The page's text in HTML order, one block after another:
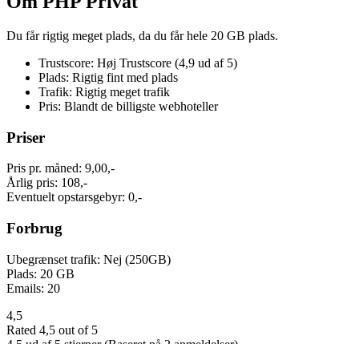
Du får rigtig meget plads, da du får hele 20 GB plads.
Trustscore: Høj Trustscore (4,9 ud af 5)
Plads: Rigtig fint med plads
Trafik: Rigtig meget trafik
Pris: Blandt de billigste webhoteller
Priser
Pris pr. måned: 9,00,-
Årlig pris: 108,-
Eventuelt opstarsgebyr: 0,-
Forbrug
Ubegrænset trafik: Nej (250GB)
Plads: 20 GB
Emails: 20
4,5
Rated 4,5 out of 5